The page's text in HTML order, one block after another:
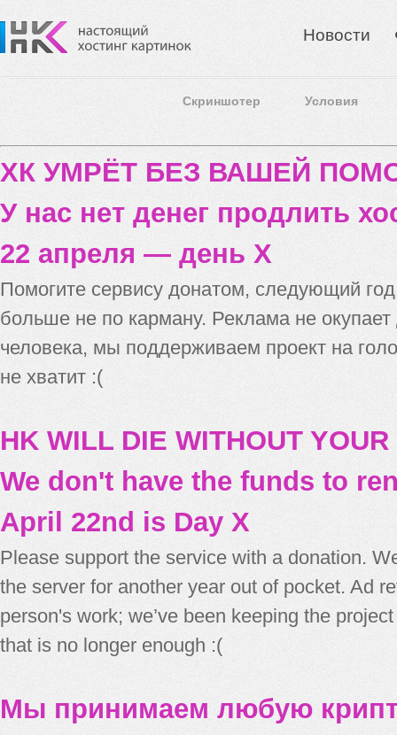
Новости
Скриншотер Условия
ХК УМРЁТ БЕЗ ВАШЕЙ
У нас нет денег продлить
22 апреля — день X
Помогите сервису донатом, следующий
больше не по карману. Реклама не
человека, мы поддерживаем проект на
не хватит :(
HK WILL DIE WITHOUT
We don't have the funds to
April 22nd is Day X
Please support the service with a donation.
the server for another year out of pocket. Ad
person's work; we’ve been keeping the
that is no longer enough :(
Мы принимаем любую